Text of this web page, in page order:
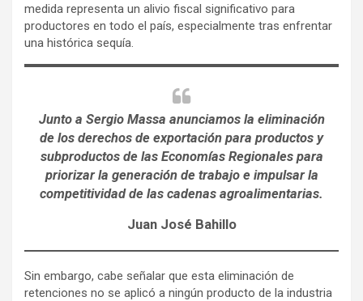
medida representa un alivio fiscal significativo para
productores en todo el país, especialmente tras enfrentar
una histórica sequía.
Junto a Sergio Massa anunciamos la eliminación
de los derechos de exportación para productos y
subproductos de las Economías Regionales para
priorizar la generación de trabajo e impulsar la
competitividad de las cadenas agroalimentarias.
Juan José Bahillo
Sin embargo, cabe señalar que esta eliminación de
retenciones no se aplicó a ningún producto de la industria